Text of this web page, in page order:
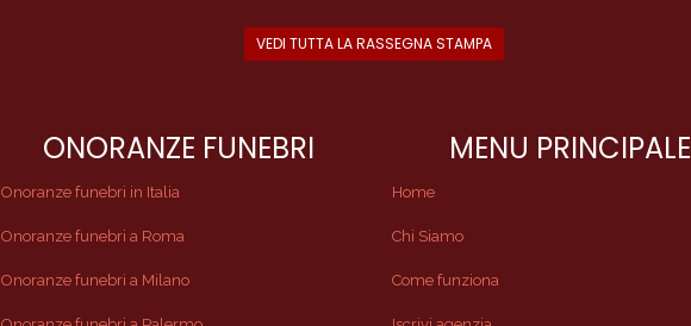
VEDI TUTTA LA RASSEGNA STAMPA
ONORANZE FUNEBRI
Onoranze funebri in Italia
Onoranze funebri a Roma
Onoranze funebri a Milano
MENU PRINCIPALE
Home
Chi Siamo
Come funziona